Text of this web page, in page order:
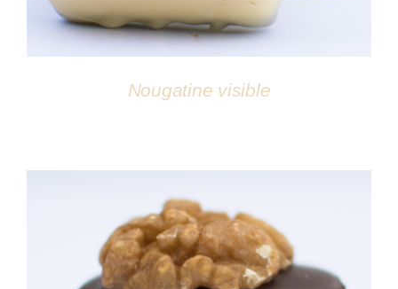
Nougatine visible